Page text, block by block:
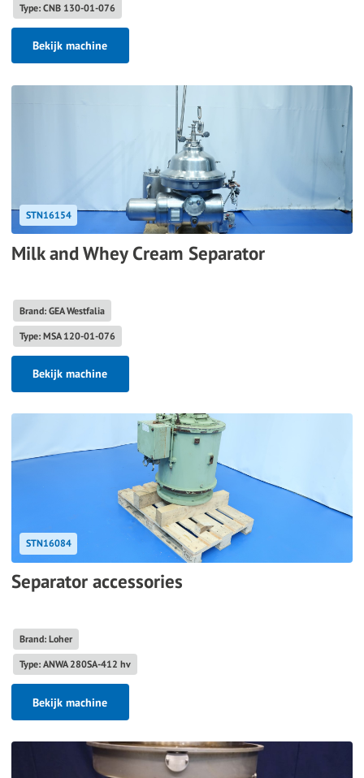
Type: CNB 130-01-076
Bekijk machine
STN16154
Milk and Whey Cream Separator
Brand: GEA Westfalia
Type: MSA 120-01-076
Bekijk machine
STN16084
Separator accessories
Brand: Loher
Type: ANWA 280SA-412 hv
Bekijk machine